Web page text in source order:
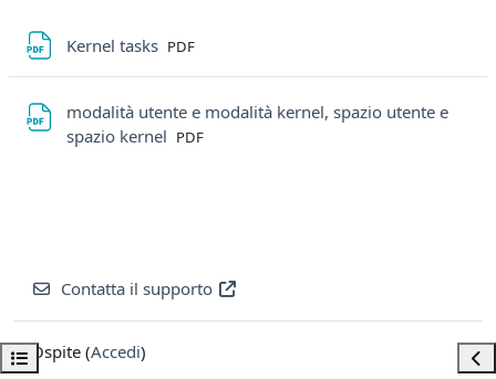
Apri indice del corso
Kernel tasks File
PDF
modalità utente e modalità kernel, spazio utente e
spazio kernel File
PDF
Contatta il supporto
Ospite (Accedi)